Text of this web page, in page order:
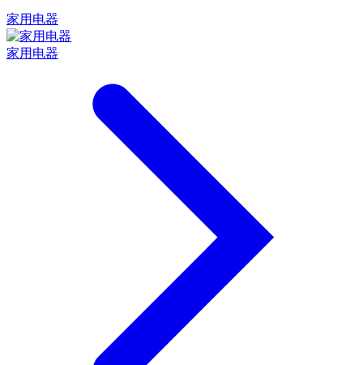
家用电器
家用电器